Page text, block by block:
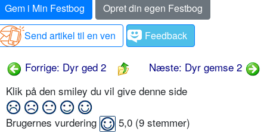
Gem i Min Festbog
Opret din egen Festbog
Send artikel til en ven
Feedback
Forrige: Dyr ged 2
Næste: Dyr gemse 2
Klik på den smiley du vil give denne side
Brugernes vurdering 5,0 (9 stemmer)